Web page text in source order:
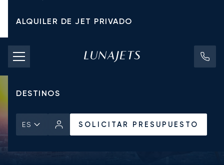
ALQUILER DE JET PRIVADO
TARIFAS DE CHÁRTER
JETS PRIVADOS
DESTINOS
ES SOLICITAR PRESUPUESTO